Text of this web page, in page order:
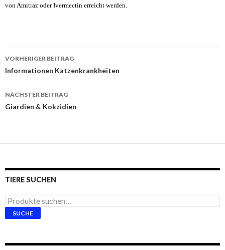
von Amitraz oder Ivermectin erreicht werden.
Beitrags-
Navigation
VORHERIGER BEITRAG
Informationen Katzenkrankheiten
NÄCHSTER BEITRAG
Giardien & Kokzidien
TIERE SUCHEN
Suche
nach:
SUCHE